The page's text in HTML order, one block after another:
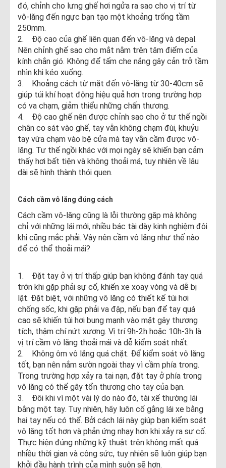
đó, chỉnh cho lưng ghế hơi ngửa ra sao cho vị trí từ
vô-lăng đến ngực bạn tạo một khoảng trống tầm
250mm.
2. Độ cao của ghế liên quan đến vô-lăng và depal.
Nên chỉnh ghế sao cho mắt nằm trên tâm điểm của
kính chắn gió. Không để tấm che nắng gây cản trở tầm
nhìn khi kéo xuống.
3. Khoảng cách từ mặt đến vô-lăng từ 30-40cm sẽ
giúp túi khí hoạt động hiệu quả hơn trong trường hợp
có va chạm, giảm thiểu những chấn thương.
4. Độ cao ghế nên được chỉnh sao cho ở tư thế ngồi
chân co sát vào ghế, tay vẫn không chạm đùi, khuỷu
tay vừa chạm vào bệ cửa mà tay vẫn cầm được vô-
lăng. Tư thế ngồi khác với mọi ngày sẽ khiến bạn cảm
thấy hơi bất tiện và không thoải má, tuy nhiên về lâu
dài sẽ hình thành thói quen.
Cách cầm vô lăng đúng cách
Cách cầm vô-lăng cũng là lỗi thường gặp mà không
chỉ với những lái mới, nhiều bác tài dày kinh nghiệm đôi
khi cũng mắc phải. Vậy nên cầm vô lăng như thế nào
để có thể thoải mái?
1. Đặt tay ở vị trí thấp giúp bạn không đánh tay quá
trớn khi gặp phải sự cố, khiến xe xoay vòng và dễ bị
lật. Đặt biệt, với những vô lăng có thiết kế túi hơi
chống sốc, khi gặp phải va đập, nếu bạn để tay quá
cao sẽ khiến túi hơi bung mạnh vào mặt gây thương
tích, thậm chí nứt xương. Vị trí 9h-2h hoặc 10h-3h là
vị trí cầm vô lăng thoải mái và dễ kiểm soát nhất.
2. Không ôm vô lăng quá chặt. Để kiểm soát vô lăng
tốt, bạn nên nắm sườn ngoài thay vì cầm phía trong.
Trong trường hợp xảy ra tai nạn, đặt tay ở phía trong
vô lăng có thể gây tổn thương cho tay của bạn.
3. Đôi khi vì một vài lý do nào đó, tài xế thường lái
bằng một tay. Tuy nhiên, hãy luôn cố gắng lái xe bằng
hai tay nếu có thể. Bởi cách lái này giúp bạn kiểm soát
vô lăng tốt hơn và phản ứng nhạy hơn khi xảy ra sự cố.
Thực hiện đúng những kỹ thuật trên không mất quá
nhiều thời gian và công sức, tuy nhiên sẽ luôn giúp bạn
khởi đầu hành trình của mình suôn sẽ hơn.